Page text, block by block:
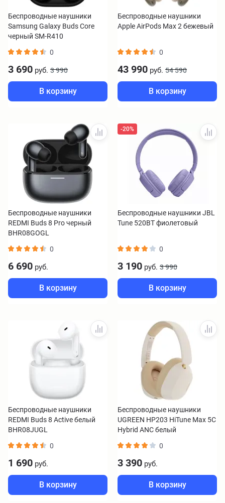
Беспроводные наушники
Samsung Galaxy Buds Core
черный SM-R410
0
3 690 руб. 3 990
В корзину
Беспроводные наушники
Apple AirPods Max 2 бежевый
0
43 990 руб. 54 590
В корзину
Беспроводные наушники
REDMI Buds 8 Pro черный
BHR08GOGL
0
6 690 руб.
В корзину
-20%
Беспроводные наушники JBL
Tune 520BT фиолетовый
0
3 190 руб. 3 990
В корзину
Беспроводные наушники
REDMI Buds 8 Active белый
BHR08JUGL
0
1 690 руб.
В корзину
Беспроводные наушники
UGREEN HP203 HiTune Max 5C
Hybrid ANC белый
0
3 390 руб.
В корзину